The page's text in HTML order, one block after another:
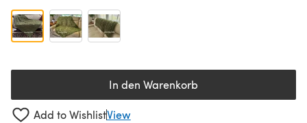
In den Warenkorb
Add to WishlistView